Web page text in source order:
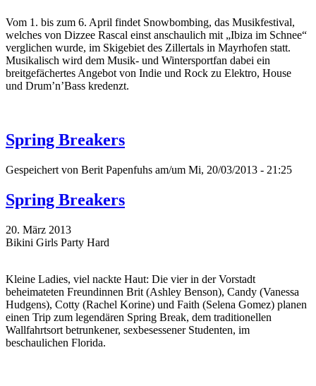
Vom 1. bis zum 6. April findet Snowbombing, das Musikfestival,
welches von Dizzee Rascal einst anschaulich mit „Ibiza im Schnee“
verglichen wurde, im Skigebiet des Zillertals in Mayrhofen statt.
Musikalisch wird dem Musik- und Wintersportfan dabei ein
breitgefächertes Angebot von Indie und Rock zu Elektro, House
und Drum’n’Bass kredenzt.
Spring Breakers
Gespeichert von Berit Papenfuhs am/um Mi, 20/03/2013 - 21:25
Spring Breakers
20. März 2013
Bikini Girls Party Hard
Kleine Ladies, viel nackte Haut: Die vier in der Vorstadt
beheimateten Freundinnen Brit (Ashley Benson), Candy (Vanessa
Hudgens), Cotty (Rachel Korine) und Faith (Selena Gomez) planen
einen Trip zum legendären Spring Break, dem traditionellen
Wallfahrtsort betrunkener, sexbesessener Studenten, im
beschaulichen Florida.